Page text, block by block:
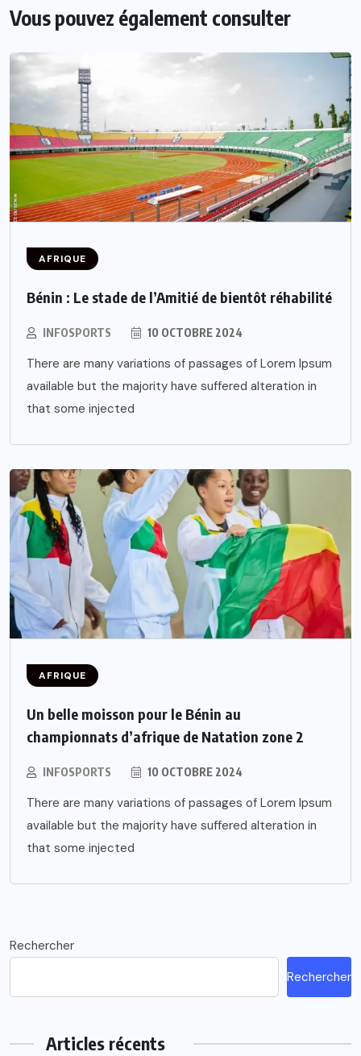
Vous pouvez également consulter
AFRIQUE
Bénin : Le stade de l’Amitié de bientôt réhabilité
INFOSPORTS 10 OCTOBRE 2024
There are many variations of passages of Lorem Ipsum
available but the majority have suffered alteration in
that some injected
AFRIQUE
Un belle moisson pour le Bénin au
championnats d’afrique de Natation zone 2
INFOSPORTS 10 OCTOBRE 2024
There are many variations of passages of Lorem Ipsum
available but the majority have suffered alteration in
that some injected
Rechercher
Rechercher
Articles récents